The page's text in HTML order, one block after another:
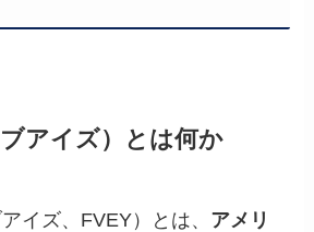
アイズ）とは何か
アイズ、FVEY）とは、 アメリ